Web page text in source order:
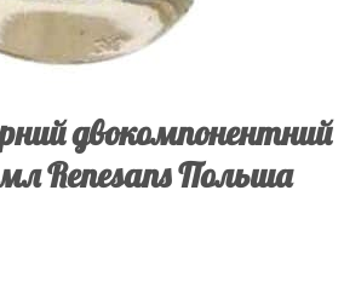
двокомпонентний
Renesans Польша